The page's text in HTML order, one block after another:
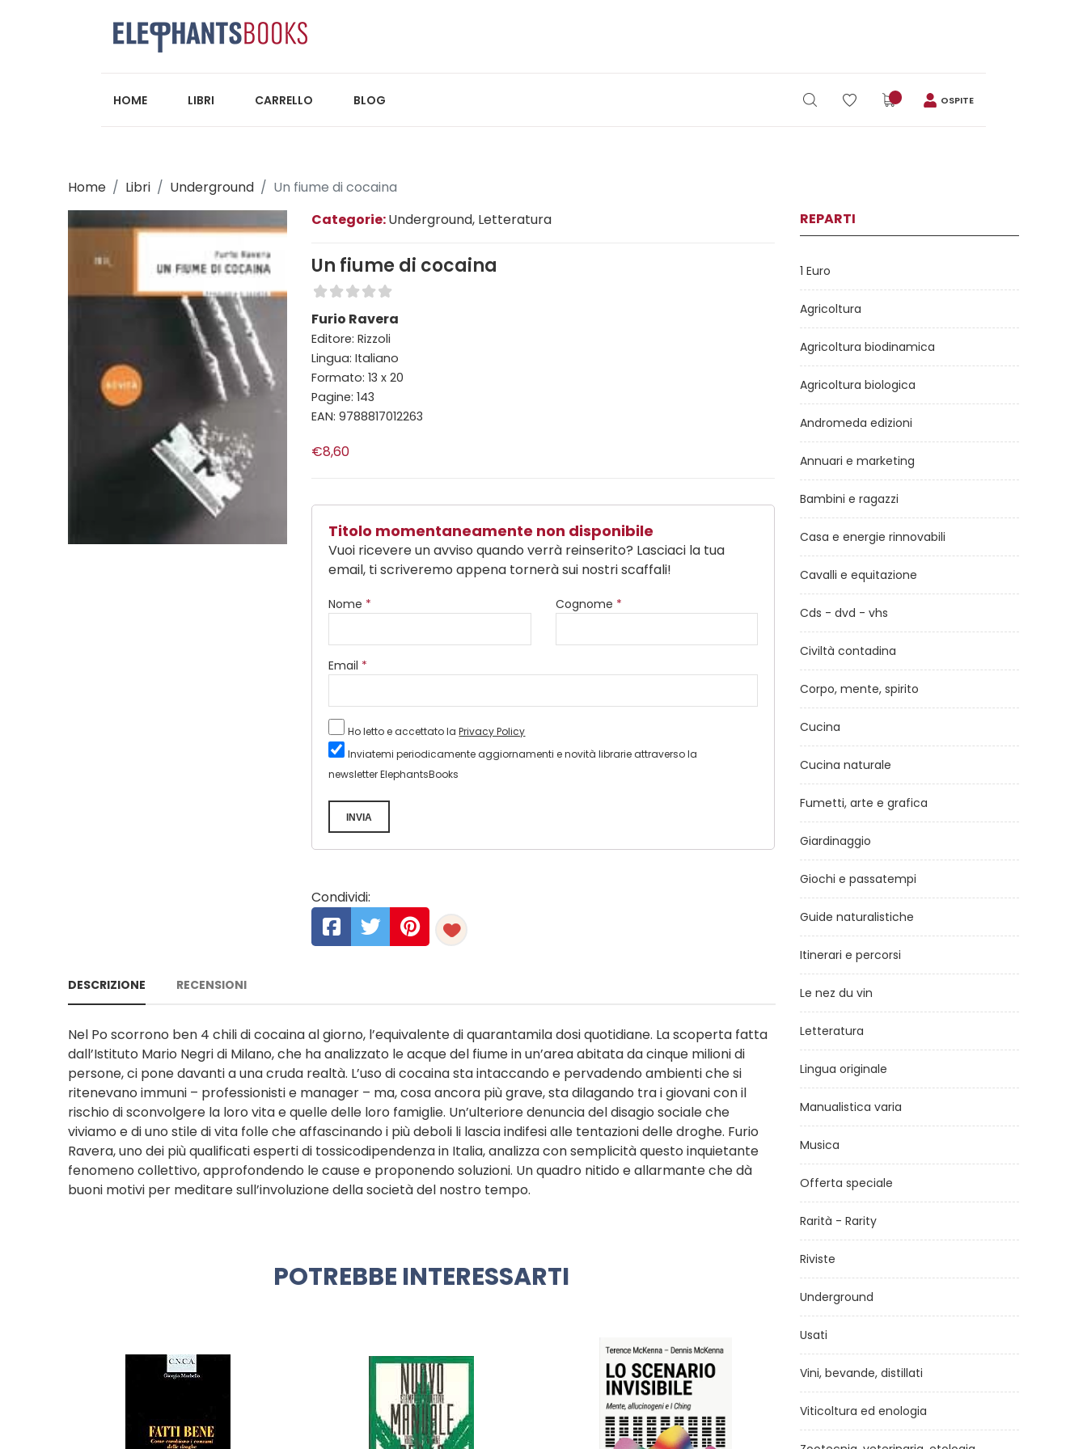
HOME LIBRI CARRELLO BLOG OSPITE
Home Libri Underground
Un fiume di cocaina
Categorie:Underground, Letteratura
Un fiume di cocaina
Furio Ravera
Editore: Rizzoli
Lingua: Italiano
Formato: 13 x 20
Pagine: 143
EAN: 9788817012263
€8,60
Titolo momentaneamente non disponibile
Vuoi ricevere un avviso quando verrà reinserito? Lasciaci la tua
email, ti scriveremo appena tornerà sui nostri scaffali!
Nome * Cognome *
Email *
Ho letto e accettato laPrivacy Policy
Inviatemi periodicamente aggiornamenti e novità librarie attraverso la
newsletter ElephantsBooks
INVIA
Condividi:
DESCRIZIONE RECENSIONI
Nel Po scorrono ben 4 chili di cocaina al giorno, l’equivalente di quarantamila dosi quotidiane. La scoperta fatta
dall’Istituto Mario Negri di Milano, che ha analizzato le acque del fiume in un’area abitata da cinque milioni di
persone, ci pone davanti a una cruda realtà. L’uso di cocaina sta intaccando e pervadendo ambienti che si
ritenevano immuni – professionisti e manager – ma, cosa ancora più grave, sta dilagando tra i giovani con il
rischio di sconvolgere la loro vita e quelle delle loro famiglie. Un’ulteriore denuncia del disagio sociale che
viviamo e di uno stile di vita folle che affascinando i più deboli li lascia indifesi alle tentazioni delle droghe. Furio
Ravera, uno dei più qualificati esperti di tossicodipendenza in Italia, analizza con semplicità questo inquietante
fenomeno collettivo, approfondendo le cause e proponendo soluzioni. Un quadro nitido e allarmante che dà
buoni motivi per meditare sull’involuzione della società del nostro tempo.
POTREBBE INTERESSARTI
REPARTI
1 Euro
Agricoltura
Agricoltura biodinamica
Agricoltura biologica
Andromeda edizioni
Annuari e marketing
Bambini e ragazzi
Casa e energie rinnovabili
Cavalli e equitazione
Cds - dvd - vhs
Civiltà contadina
Corpo, mente, spirito
Cucina
Cucina naturale
Fumetti, arte e grafica
Giardinaggio
Giochi e passatempi
Guide naturalistiche
Itinerari e percorsi
Le nez du vin
Letteratura
Lingua originale
Manualistica varia
Musica
Offerta speciale
Rarità - Rarity
Riviste
Underground
Usati
Vini, bevande, distillati
Viticoltura ed enologia